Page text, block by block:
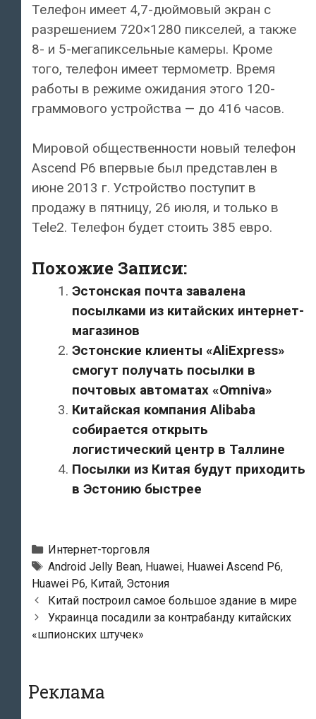
Телефон имеет 4,7-дюймовый экран с
разрешением 720×1280 пикселей, а также
8- и 5-мегапиксельные камеры. Кроме
того, телефон имеет термометр. Время
работы в режиме ожидания этого 120-
граммового устройства — до 416 часов.
Мировой общественности новый телефон
Ascend P6 впервые был представлен в
июне 2013 г. Устройство поступит в
продажу в пятницу, 26 июля, и только в
Tele2. Телефон будет стоить 385 евро.
Похожие Записи:
Эстонская почта завалена
посылками из китайских интернет-
магазинов
Эстонские клиенты «AliExpress»
смогут получать посылки в
почтовых автоматах «Omniva»
Китайская компания Alibaba
собирается открыть
логистический центр в Таллине
Посылки из Китая будут приходить
в Эстонию быстрее
Рубрики
Интернет-торговля
Метки
Android Jelly Bean, Huawei, Huawei Ascend P6,
Huawei P6, Китай, Эстония
Навигация
по
записям
Китай построил самое большое здание в мире
Украинца посадили за контрабанду китайских
«шпионских штучек»
Реклама